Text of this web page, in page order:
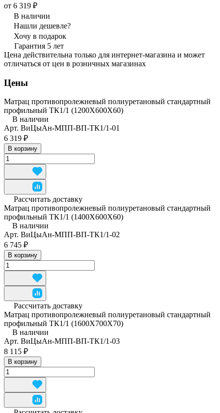
от 6 319 ₽
В наличии
Нашли дешевле?
Хочу в подарок
Гарантия 5 лет
Цена действительна только для интернет-магазина и может
отличаться от цен в розничных магазинах
Цены
Матрац противопролежневый полиуретановый стандартный
профильный ТК1/1 (1200Х600Х60)
В наличии
Арт. ВиЦыАн-МПП-ВП-ТК1/1-01
6 319 ₽
В корзину
Рассчитать доставку
Матрац противопролежневый полиуретановый стандартный
профильный ТК1/1 (1400Х600Х60)
В наличии
Арт. ВиЦыАн-МПП-ВП-ТК1/1-02
6 745 ₽
В корзину
Рассчитать доставку
Матрац противопролежневый полиуретановый стандартный
профильный ТК1/1 (1600Х700Х70)
В наличии
Арт. ВиЦыАн-МПП-ВП-ТК1/1-03
8 115 ₽
В корзину